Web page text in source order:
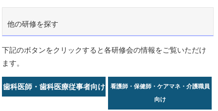
他の研修を探す
下記のボタンをクリックすると各研修会の情報をご覧いただけ
ます。
歯科医師・歯科医療従事者向け
看護師・保健師・ケアマネ・介護職員
向け